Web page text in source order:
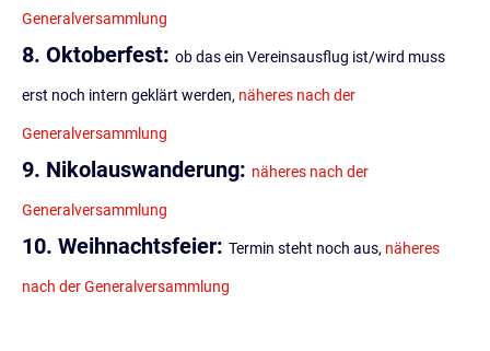
Generalversammlung
8. Oktoberfest: ob das ein Vereinsausflug ist/wird muss
erst noch intern geklärt werden, näheres nach der
Generalversammlung
9. Nikolauswanderung: näheres nach der
Generalversammlung
10. Weihnachtsfeier: Termin steht noch aus, näheres
nach der Generalversammlung